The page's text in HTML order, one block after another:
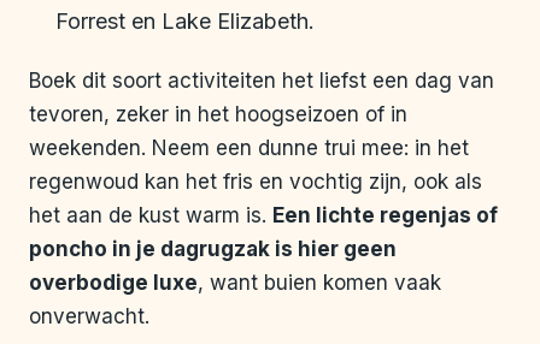
Forrest en Lake Elizabeth.
Boek dit soort activiteiten het liefst een dag van
tevoren, zeker in het hoogseizoen of in
weekenden. Neem een dunne trui mee: in het
regenwoud kan het fris en vochtig zijn, ook als
het aan de kust warm is. Een lichte regenjas of
poncho in je dagrugzak is hier geen
overbodige luxe, want buien komen vaak
onverwacht.